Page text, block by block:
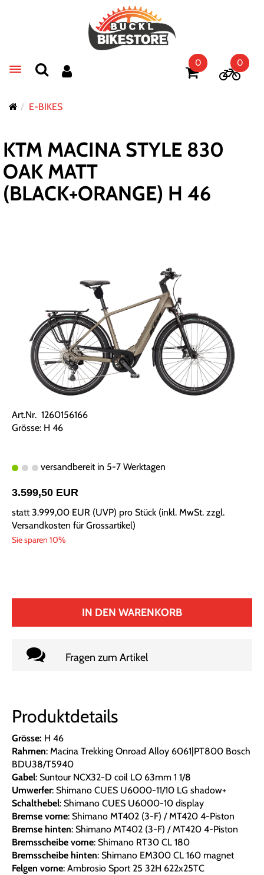
Toggle navigation
0 0
E-BIKES
KTM MACINA STYLE 830
OAK MATT
(BLACK+ORANGE) H 46
Art.Nr. 1260156166
Grösse: H 46
versandbereit in 5-7 Werktagen
3.599,50 EUR
statt3.999,00 EUR (UVP) pro Stück (inkl. MwSt. zzgl.
Versandkosten für Grossartikel)
Sie sparen 10%
IN DEN WARENKORB
Fragen zum Artikel
Produktdetails
Grösse: H 46
Rahmen: Macina Trekking Onroad Alloy 6061|PT800 Bosch
BDU38/T5940
Gabel: Suntour NCX32-D coil LO 63mm 1 1/8
Umwerfer: Shimano CUES U6000-11/10 LG shadow+
Schalthebel: Shimano CUES U6000-10 display
Bremse vorne: Shimano MT402 (3-F) / MT420 4-Piston
Bremse hinten: Shimano MT402 (3-F) / MT420 4-Piston
Bremsscheibe vorne: Shimano RT30 CL 180
Bremsscheibe hinten: Shimano EM300 CL 160 magnet
Felgen vorne: Ambrosio Sport 25 32H 622x25TC